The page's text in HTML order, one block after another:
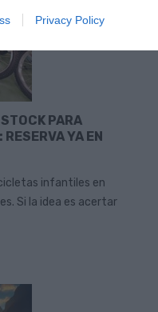
Privacy Policy
PARA
YA EN
infantiles en
Si la idea es acertar